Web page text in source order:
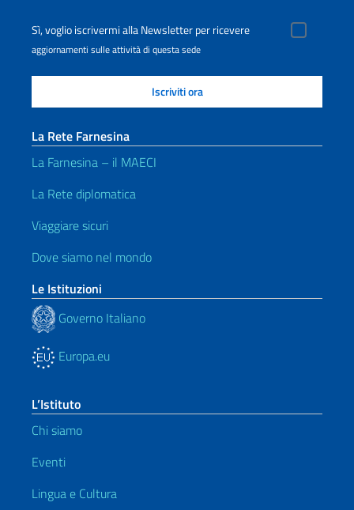
Sì, voglio iscrivermi alla Newsletter per ricevere
aggiornamenti sulle attività di questa sede
La Rete Farnesina
La Farnesina – il MAECI
La Rete diplomatica
Viaggiare sicuri
Dove siamo nel mondo
Le Istituzioni
Governo Italiano
Europa.eu
L’Istituto
Chi siamo
Eventi
Lingua e Cultura